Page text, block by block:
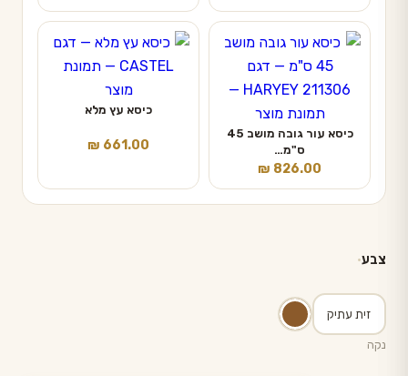
כיסא עור גובה מושב 45
ס"מ…
₪ 826.00
כיסא עץ מלא
₪ 661.00
צבע
נקה
זית עתיק